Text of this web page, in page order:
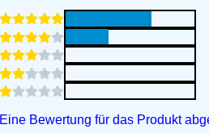
Eine Bewertung für das Produkt